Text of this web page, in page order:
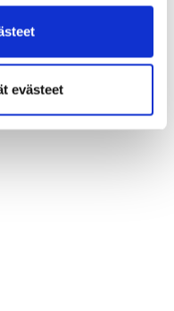
evästeet